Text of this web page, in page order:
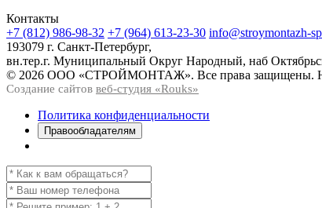
Контакты
+7 (812) 986-98-32 +7 (964) 613-23-30 info@stroymontazh-
193079 г. Санкт-Петербург,
вн.тер.г. Муниципальный Округ Народный, наб
© 2026 ООО «СТРОЙМОНТАЖ». Все права защищены. Не
Создание сайтов веб-студия «Rouks»
Политика конфиденциальности
Правообладателям